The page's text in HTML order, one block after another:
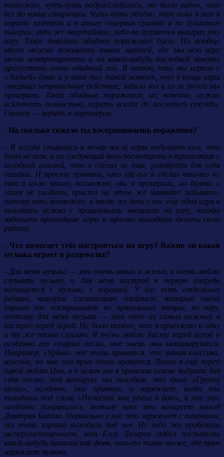
возможно, чуть-чуть подрасслабились, но было видно, что
все до конца старались. Чуть-чуть обидно, там голы к нам в
ворота залетели и в итоге соперник сравнял и по буллитам
выиграл, либо же овертаймом, либо по буллитам выиграл эту
игру. Такое довольно обидное поражение было. Но вообще
много можно вспомнить таких матчей, где мы всю игру
могли контролировать и на какой-нибудь последней минуте
пропустить очень обидный гол. Я помню, что мы играли с
«Ладьей» дома и у меня был такой момент, что в конце игры
совершил неправильное действие, забили гол и из-за этого мы
проиграли. Такие обидные поражения, их, конечно, нужно
исключать полностью, играть всегда до последней секунды.
Главное — верить в партнеров.
- На сколько тяжело ты воспринимаешь поражения?
- Я всегда стараюсь в вечер после игры подумать сам, что
было не так, и на следующий день посмотреть в трансляции с
холодной головой, что я сделал не так, разобрать для себя
ошибки. И просто принять, что где-то я сделал что-то не
так и из-за этого, возможно, мы и проиграли, но далеко с
этим не уходить, просто на этом же моменте забывать,
потому что, возможно, в этот же день у нас еще одна игра и
выходить нужно с правильными эмоциями на игру, чтобы
забывать прошедшие игры и просто выходить делать свою
работу.
- Что помогает тебе настроиться на игру? Важно ли какая
музыка играет в раздевалке?
- Для меня музыка — это очень много в жизни, я очень люблю
слушать музыку, и для меня настрой в первую очередь
начинается с музыки, с хорошей. У нас есть отдельные
ребята, которые составляют плейлист, которые очень
хорошо нас настраивают на правильные эмоции, на игру,
поэтому для меня музыка — это одно из самых важных в
настрое перед игрой. Не было такого, что я приезжаю и одну
и ту же песню слушаю. Я очень люблю Басту перед игрой и
особенно его старые песни, мне очень они мотивируются.
Например, «Урбан» мне очень нравится, это такая классика,
конечно, но мне оно прям очень нравится. Лично я еще перед
игрой люблю Цоя, и в целом мы в прошлом сезоне выбрали для
себя песню, под которую мы выходим, это была «Группа
крови», особенно это приятно и заряжает, когда ты
выходишь под слова «Пожелай мне удачи в бою», и мне это
особенно понравилось, потому что это копирует выход
Дмитрия Бивола. Нормально у нас это заряжает с пацанами,
мы очень хорошо выходили под нее. Ну либо же пробовали
экспериментировать, вот Егор Лазарев любил поставить
какой-нибудь бразильский фонк, что-то такое тоже, где прям
заряжает музыка.